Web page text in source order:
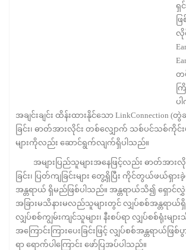
ရှ
ဖ
လို
တ
က
ပ
အချင်းချင်း ထိန်းထားနိုင်သော
ခြင်း၊ ဓာတ်အားလိုင်း တစ်လျှောက် သစ်ပင်သစ်ကိုင်းမျ
များကိုလည်း ဆောင်ရွက်လျက်ရှိပါသည်။
အများပြည်သူများအနေဖြင့်လည်း ဓာတ်အားလိုင်
ခြင်း၊ ပြတ်ကျခြင်းများ တွေ့ရှိပြီး ကိုင်တွယ်ဖယ်ရှား
အန္တရာယ် ရှိမည်ဖြစ်ပါသည်။ အန္တရာယ်သိ၍ ရှောင်
အခြားမသိနားမလည်သူများတွင် လျှပ်စစ်အန္တရာယ်ရှိ
လျှပ်စစ်ကျွမ်းကျင်သူများ၊ နီးစပ်ရာ လျှပ်စစ်ရုံးမ
အကြောင်းကြားပေးခြင်းဖြင့် လျှပ်စစ်အန္တရာယ်ဖြ
ရာ ရောက်ပါကြောင်း ဖော်ပြအပ်ပါသည်။